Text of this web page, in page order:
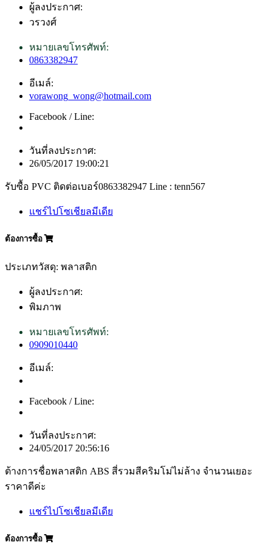
ผู้ลงประกาศ:
วรวงศ์
หมายเลขโทรศัพท์:
0863382947
อีเมล์:
vorawong_wong@hotmail.com
Facebook / Line:
วันที่ลงประกาศ:
26/05/2017 19:00:21
รับซื้อ PVC ติดต่อเบอร์0863382947 Line : tenn567
แชร์ไปโซเชียลมีเดีย
ต้องการซื้อ
ประเภทวัสดุ: พลาสติก
ผู้ลงประกาศ:
พิมภาพ
หมายเลขโทรศัพท์:
0909010440
อีเมล์:
Facebook / Line:
วันที่ลงประกาศ:
24/05/2017 20:56:16
ต้างการชื่อพลาสติก ABS สี่รวมสีคริมโม่ไม่ล้าง จำนวนเยอะ
ราคาดีค่ะ
แชร์ไปโซเชียลมีเดีย
ต้องการซื้อ